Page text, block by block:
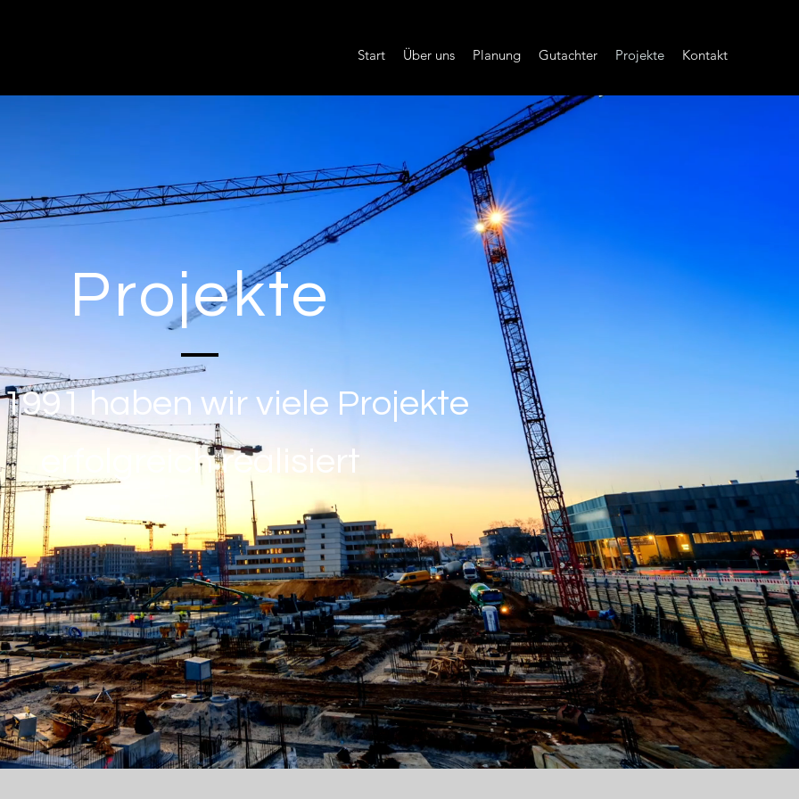
Start Über uns Planung Gutachter Projekte Kontakt
Projekte
haben wir viele Projekte
erfolgreich realisiert